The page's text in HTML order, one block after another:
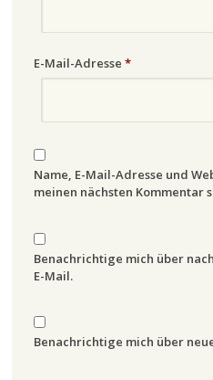
E-Mail-Adresse *
Name, E-Mail-Adresse und
meinen nächsten Kommentar
Benachrichtige mich über
E-Mail.
Benachrichtige mich über